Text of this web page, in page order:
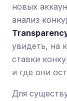
новых
анализ
увидеть, на
ставки
и где они
Для